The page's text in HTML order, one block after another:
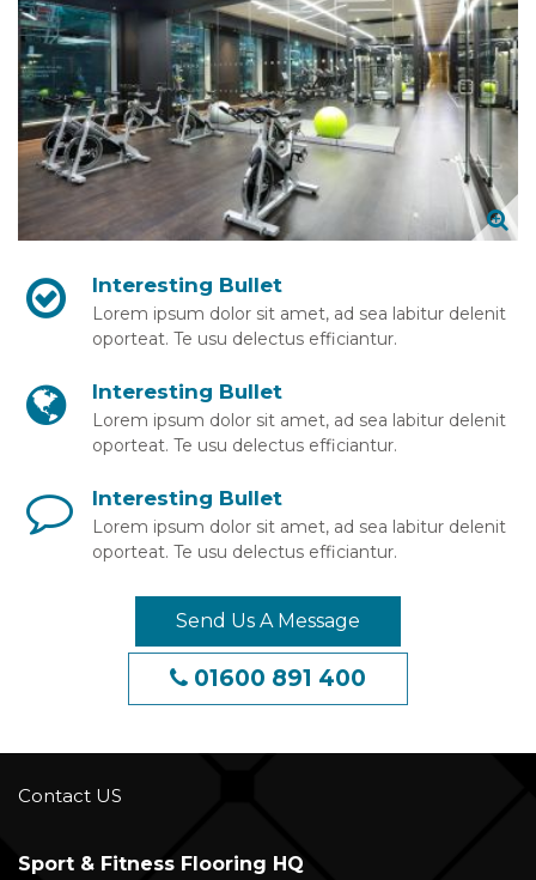
Interesting Bullet
Lorem ipsum dolor sit amet, ad sea labitur delenit
oporteat. Te usu delectus efficiantur.
Interesting Bullet
Lorem ipsum dolor sit amet, ad sea labitur delenit
oporteat. Te usu delectus efficiantur.
Interesting Bullet
Lorem ipsum dolor sit amet, ad sea labitur delenit
oporteat. Te usu delectus efficiantur.
Send Us A Message
01600 891 400
Contact US
Sport & Fitness Flooring HQ